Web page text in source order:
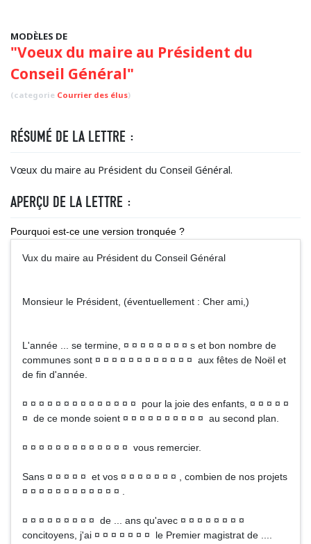
MODÈLES DE
"Voeux du maire au Président du
Conseil Général"
(categorie Courrier des élus)
RÉSUMÉ DE LA LETTRE :
Vœux du maire au Président du Conseil Général.
APERÇU DE LA LETTRE :
Pourquoi est-ce une version tronquée ?
Vux du maire au Président du Conseil Général
Monsieur le Président, (éventuellement : Cher ami,)
L'année ... se termine, ¤ ¤ ¤ ¤ ¤ ¤ ¤ ¤ s et bon nombre de
communes sont ¤ ¤ ¤ ¤ ¤ ¤ ¤ ¤ ¤ ¤ ¤ ¤ aux fêtes de Noël et
de fin d'année.
¤ ¤ ¤ ¤ ¤ ¤ ¤ ¤ ¤ ¤ ¤ ¤ ¤ ¤ pour la joie des enfants, ¤ ¤ ¤ ¤ ¤
¤ de ce monde soient ¤ ¤ ¤ ¤ ¤ ¤ ¤ ¤ ¤ ¤ au second plan.
¤ ¤ ¤ ¤ ¤ ¤ ¤ ¤ ¤ ¤ ¤ ¤ ¤ vous remercier.
Sans ¤ ¤ ¤ ¤ ¤ et vos ¤ ¤ ¤ ¤ ¤ ¤ ¤ , combien de nos projets
¤ ¤ ¤ ¤ ¤ ¤ ¤ ¤ ¤ ¤ ¤ ¤ .
¤ ¤ ¤ ¤ ¤ ¤ ¤ ¤ ¤ de ... ans qu'avec ¤ ¤ ¤ ¤ ¤ ¤ ¤ ¤
concitoyens, j'ai ¤ ¤ ¤ ¤ ¤ ¤ ¤ le Premier magistrat de ....